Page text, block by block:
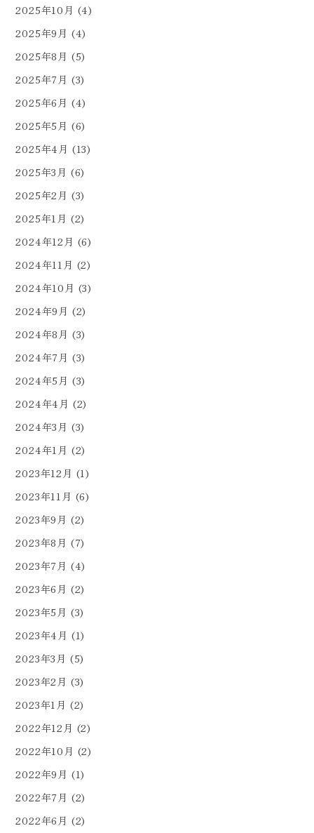
2025年10月 (4)
2025年9月 (4)
2025年8月 (5)
2025年7月 (3)
2025年6月 (4)
2025年5月 (6)
2025年4月 (13)
2025年3月 (6)
2025年2月 (3)
2025年1月 (2)
2024年12月 (6)
2024年11月 (2)
2024年10月 (3)
2024年9月 (2)
2024年8月 (3)
2024年7月 (3)
2024年5月 (3)
2024年4月 (2)
2024年3月 (3)
2024年1月 (2)
2023年12月 (1)
2023年11月 (6)
2023年9月 (2)
2023年8月 (7)
2023年7月 (4)
2023年6月 (2)
2023年5月 (3)
2023年4月 (1)
2023年3月 (5)
2023年2月 (3)
2023年1月 (2)
2022年12月 (2)
2022年10月 (2)
2022年9月 (1)
2022年7月 (2)
2022年6月 (2)